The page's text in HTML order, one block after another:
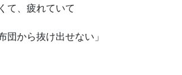
て、疲れていて
団から抜け出せない」